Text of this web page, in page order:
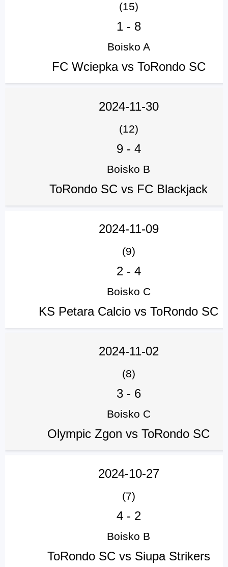
(15)
1- 8
Boisko A
FC Wciepka vs ToRondo SC
2024-11-30
(12)
9- 4
Boisko B
ToRondo SC vs FC Blackjack
2024-11-09
(9)
2- 4
Boisko C
KS Petara Calcio vs ToRondo SC
2024-11-02
(8)
3- 6
Boisko C
Olympic Zgon vs ToRondo SC
2024-10-27
(7)
4- 2
Boisko B
ToRondo SC vs Siupa Strikers